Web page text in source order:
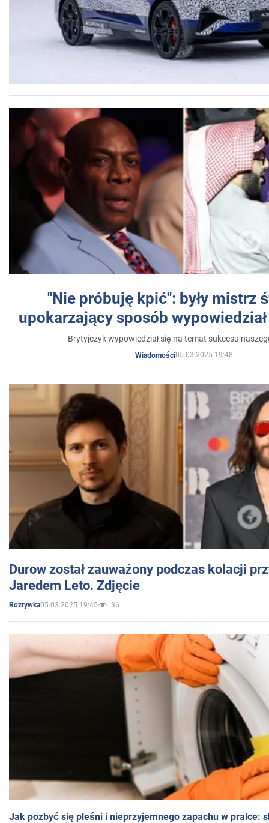
"Nie próbuję kpić": były mistrz
upokarzający sposób
Brytyjczyk wypowiedział się na temat sukcesu
Wiadomości05.03.2025 19:48
Durow został zauważony podczas kolacji
Jaredem Leto. Zdjęcie
Rozrywka05.03.2025 19:45 36
Jak pozbyć się pleśni i nieprzyjemnego zapachu w pralce: